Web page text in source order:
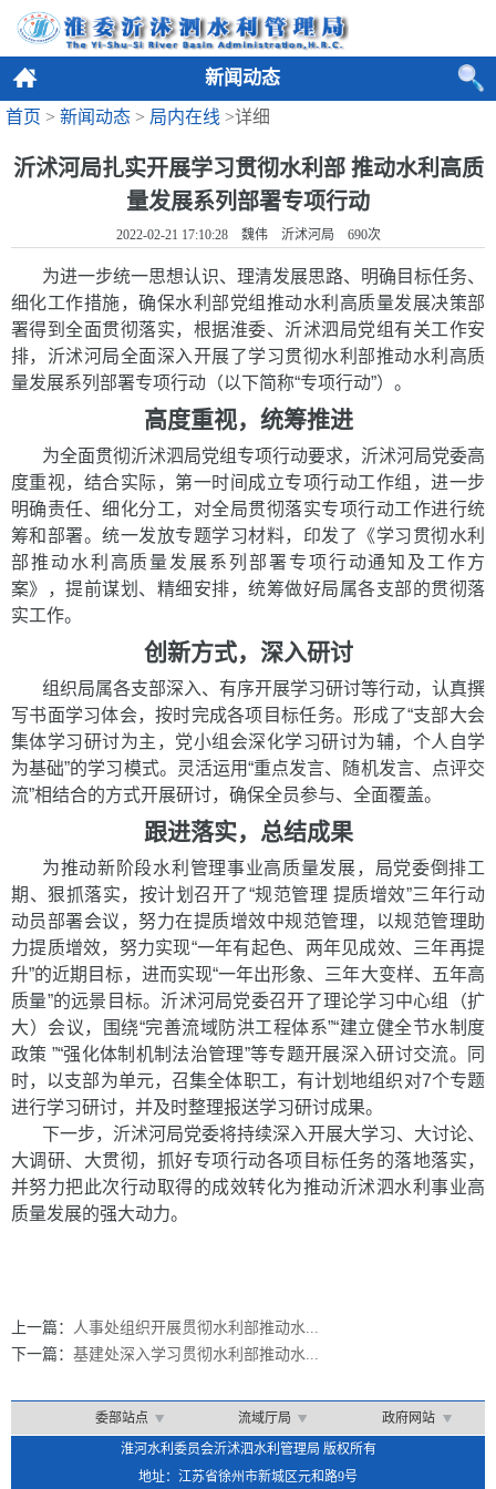
新闻动态
首页 > 新闻动态 > 局内在线 >详细
沂沭河局扎实开展学习贯彻水利部 推动水利高质
量发展系列部署专项行动
2022-02-21 17:10:28 魏伟 沂沭河局 690次
为进一步统一思想认识、理清发展思路、明确目标任务、
细化工作措施，确保水利部党组推动水利高质量发展决策部
署得到全面贯彻落实，根据淮委、沂沭泗局党组有关工作安
排，沂沭河局全面深入开展了学习贯彻水利部推动水利高质
量发展系列部署专项行动（以下简称“专项行动”）。
高度重视，统筹推进
为全面贯彻沂沭泗局党组专项行动要求，沂沭河局党委高
度重视，结合实际，第一时间成立专项行动工作组，进一步
明确责任、细化分工，对全局贯彻落实专项行动工作进行统
筹和部署。统一发放专题学习材料，印发了《学习贯彻水利
部推动水利高质量发展系列部署专项行动通知及工作方
案》，提前谋划、精细安排，统筹做好局属各支部的贯彻落
实工作。
创新方式，深入研讨
组织局属各支部深入、有序开展学习研讨等行动，认真撰
写书面学习体会，按时完成各项目标任务。形成了“支部大会
集体学习研讨为主，党小组会深化学习研讨为辅，个人自学
为基础”的学习模式。灵活运用“重点发言、随机发言、点评交
流”相结合的方式开展研讨，确保全员参与、全面覆盖。
跟进落实，总结成果
为推动新阶段水利管理事业高质量发展，局党委倒排工
期、狠抓落实，按计划召开了“规范管理 提质增效”三年行动
动员部署会议，努力在提质增效中规范管理，以规范管理助
力提质增效，努力实现“一年有起色、两年见成效、三年再提
升”的近期目标，进而实现“一年出形象、三年大变样、五年高
质量”的远景目标。沂沭河局党委召开了理论学习中心组（扩
大）会议，围绕“完善流域防洪工程体系”“建立健全节水制度
政策 ”“强化体制机制法治管理”等专题开展深入研讨交流。同
时，以支部为单元，召集全体职工，有计划地组织对7个专题
进行学习研讨，并及时整理报送学习研讨成果。
下一步，沂沭河局党委将持续深入开展大学习、大讨论、
大调研、大贯彻，抓好专项行动各项目标任务的落地落实，
并努力把此次行动取得的成效转化为推动沂沭泗水利事业高
质量发展的强大动力。
上一篇： 人事处组织开展贯彻水利部推动水...
下一篇： 基建处深入学习贯彻水利部推动水...
委部站点 流域厅局
政府网站
淮河水利委员会沂沭泗水利管理局 版权所有
地址：江苏省徐州市新城区元和路9号